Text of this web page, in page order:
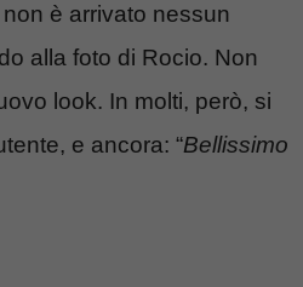
è arrivato nessun
alla foto di Rocio. Non
look. In molti, però, si
e ancora: “Bellissimo